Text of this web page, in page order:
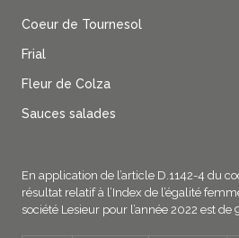
Coeur de Tournesol
Frial
Fleur de Colza
Sauces salades
En application de l’article D.1142-4 du
résultat relatif à l’Index de l’égalité
société Lesieur pour l’année 2022 est de